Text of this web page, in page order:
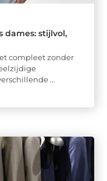
dames: stijlvol,
compleet zonder
...